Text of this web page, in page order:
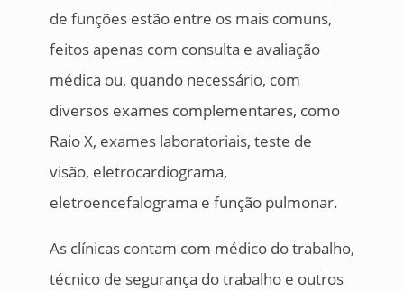
de funções estão entre os mais comuns,
feitos apenas com consulta e avaliação
médica ou, quando necessário, com
diversos exames complementares, como
Raio X, exames laboratoriais, teste de
visão, eletrocardiograma,
eletroencefalograma e função pulmonar.
As clínicas contam com médico do trabalho,
técnico de segurança do trabalho e outros